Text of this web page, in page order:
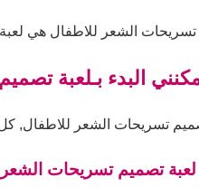
الشعر للاطفال هي لعبة
البدء بـلعبة
تسريحات الشعر للاطفال, كل
تصميم تسريحات الشعر